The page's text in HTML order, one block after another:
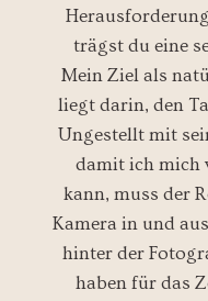
trägst du eine
Mein Ziel als
liegt darin, den
Ungestellt mit
damit ich mich
kann, muss der
Kamera in und
hinter der
haben für das